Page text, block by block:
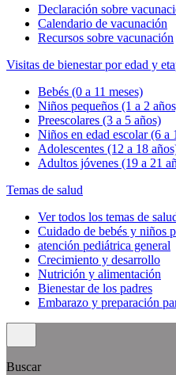
Declaración sobre
Calendario de vacunación
Recursos sobre vacunación
Visitas de bienestar por edad y
Bebés (0 a 11 meses)
Niños pequeños (1 a 2
Preescolares (3 a 5 años)
Niños en edad escolar (6 a
Adolescentes (12 a 18
Adultos jóvenes (19 a 21
Temas de salud
Ver todos los temas de
Cuidado de bebés y niños
atención pediátrica general
Crecimiento y desarrollo
Nutrición y alimentación
Bienestar de los padres
Embarazo y preparación
Buscar